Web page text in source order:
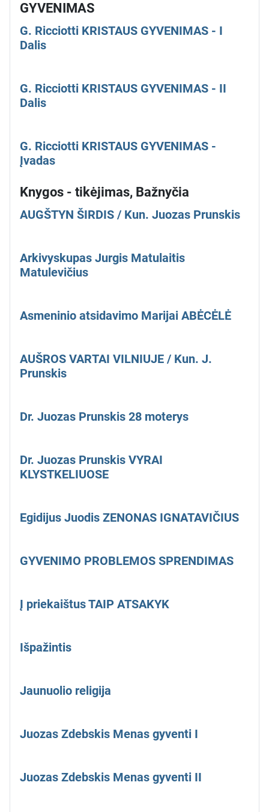
GYVENIMAS
G. Ricciotti KRISTAUS GYVENIMAS - I
Dalis
G. Ricciotti KRISTAUS GYVENIMAS - II
Dalis
G. Ricciotti KRISTAUS GYVENIMAS -
Įvadas
Knygos - tikėjimas, Bažnyčia
AUGŠTYN ŠIRDIS / Kun. Juozas Prunskis
Arkivyskupas Jurgis Matulaitis
Matulevičius
Asmeninio atsidavimo Marijai ABĖCĖLĖ
AUŠROS VARTAI VILNIUJE / Kun. J.
Prunskis
Dr. Juozas Prunskis 28 moterys
Dr. Juozas Prunskis VYRAI
KLYSTKELIUOSE
Egidijus Juodis ZENONAS IGNATAVIČIUS
GYVENIMO PROBLEMOS SPRENDIMAS
Į priekaištus TAIP ATSAKYK
Išpažintis
Jaunuolio religija
Juozas Zdebskis Menas gyventi I
Juozas Zdebskis Menas gyventi II